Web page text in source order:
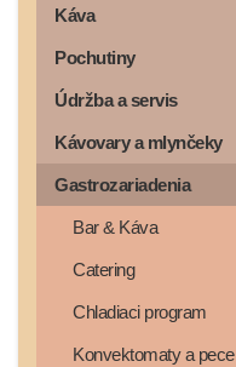
Káva
Pochutiny
Údržba a servis
Kávovary a mlynčeky
Gastrozariadenia
Bar & Káva
Catering
Chladiaci program
Konvektomaty a pece